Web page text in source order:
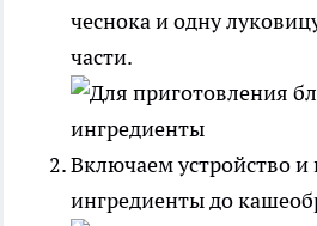
чеснока и одну
части.
Включаем устройство
ингредиенты до